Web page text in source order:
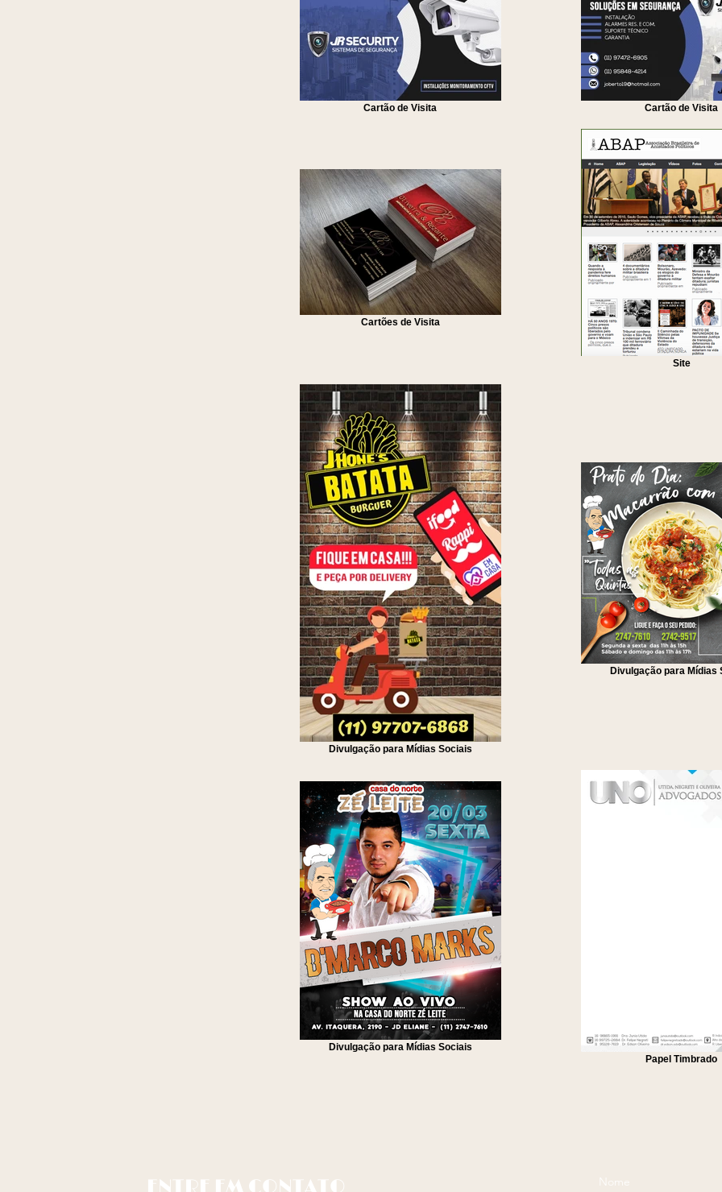
Cartão de Visita Cartão de Visita
Cartões de Visita
Site
Divulgação para Mídias Sociais
Divulgação para Mídias
Divulgação para Mídias Sociais
Papel Timbrado
ENTRE EM CONTATO